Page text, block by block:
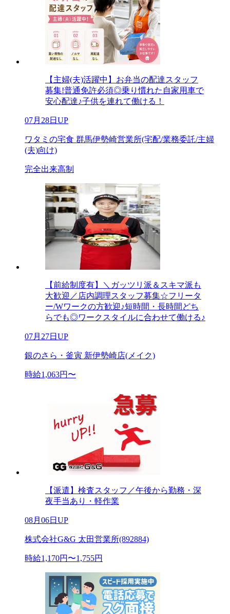
【主婦(夫)活躍中】お弁当の配達スタッフ
募集!普通免許必須◎乗り慣れた自家用車で
安心配達♪子供を連れて働ける！
07月28日UP
ワタミの宅食 群馬伊勢崎営業所(宅配/業務委託/主婦
(夫)向け)
完全出来高制
【前給制度有】＼ガッツリ派＆スキマ派も
大歓迎／店内調理スタッフ募集☆フリータ
ー/Wワークの方歓迎♪短時間・長時間どち
らでも◎ワークスタイルに合わせて働ける♪
07月27日UP
銀のさら・釜寅 新伊勢崎店(メイク)
時給1,063円〜
【派遣】検査スタッフ／午後から勤務・深
夜手当あり・軽作業
08月06日UP
株式会社G&G 太田営業所(892884)
時給1,170円〜1,755円